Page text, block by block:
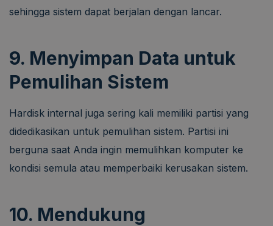
sehingga sistem dapat berjalan dengan lancar.
9. Menyimpan Data untuk
Pemulihan Sistem
Hardisk internal juga sering kali memiliki partisi yang
didedikasikan untuk pemulihan sistem. Partisi ini
berguna saat Anda ingin memulihkan komputer ke
kondisi semula atau memperbaiki kerusakan sistem.
10. Mendukung